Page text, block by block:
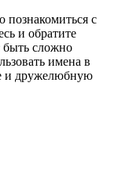
познакомиться с
и обратите
сложно
имена в
и дружелюбную